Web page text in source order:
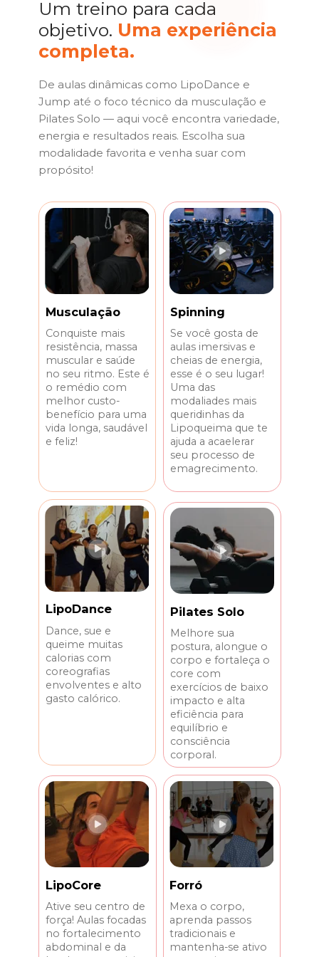
Um treino para cada
objetivo. Uma experiência
completa.
De aulas dinâmicas como LipoDance e
Jump até o foco técnico da musculação e
Pilates Solo — aqui você encontra variedade,
energia e resultados reais. Escolha sua
modalidade favorita e venha suar com
propósito!
Musculação Spinning
LipoDance Pilates Solo
Conquiste mais
resistência, massa
muscular e saúde
no seu ritmo. Este é
o remédio com
melhor custo-
benefício para uma
vida longa, saudável
e feliz!
Se você gosta de
aulas imersivas e
cheias de energia,
esse é o seu lugar!
Uma das
modaliades mais
queridinhas da
Lipoqueima que te
ajuda a acaelerar
seu processo de
emagrecimento.
Dance, sue e
queime muitas
calorias com
coreografias
envolventes e alto
gasto calórico.
Melhore sua
postura, alongue o
corpo e fortaleça o
core com
exercícios de baixo
impacto e alta
eficiência para
equilíbrio e
consciência
corporal.
LipoCore Forró
Ative seu centro de
força! Aulas focadas
no fortalecimento
abdominal e da
Mexa o corpo,
aprenda passos
tradicionais e
mantenha-se ativo